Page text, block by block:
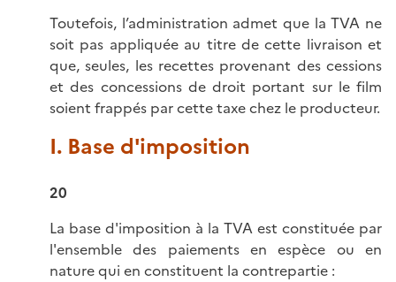
Toutefois, l’administration admet que la TVA ne
soit pas appliquée au titre de cette livraison et
que, seules, les recettes provenant des cessions
et des concessions de droit portant sur le film
soient frappés par cette taxe chez le producteur.
I. Base d'imposition
20
La base d'imposition à la TVA est constituée par
l'ensemble des paiements en espèce ou en
nature qui en constituent la contrepartie :